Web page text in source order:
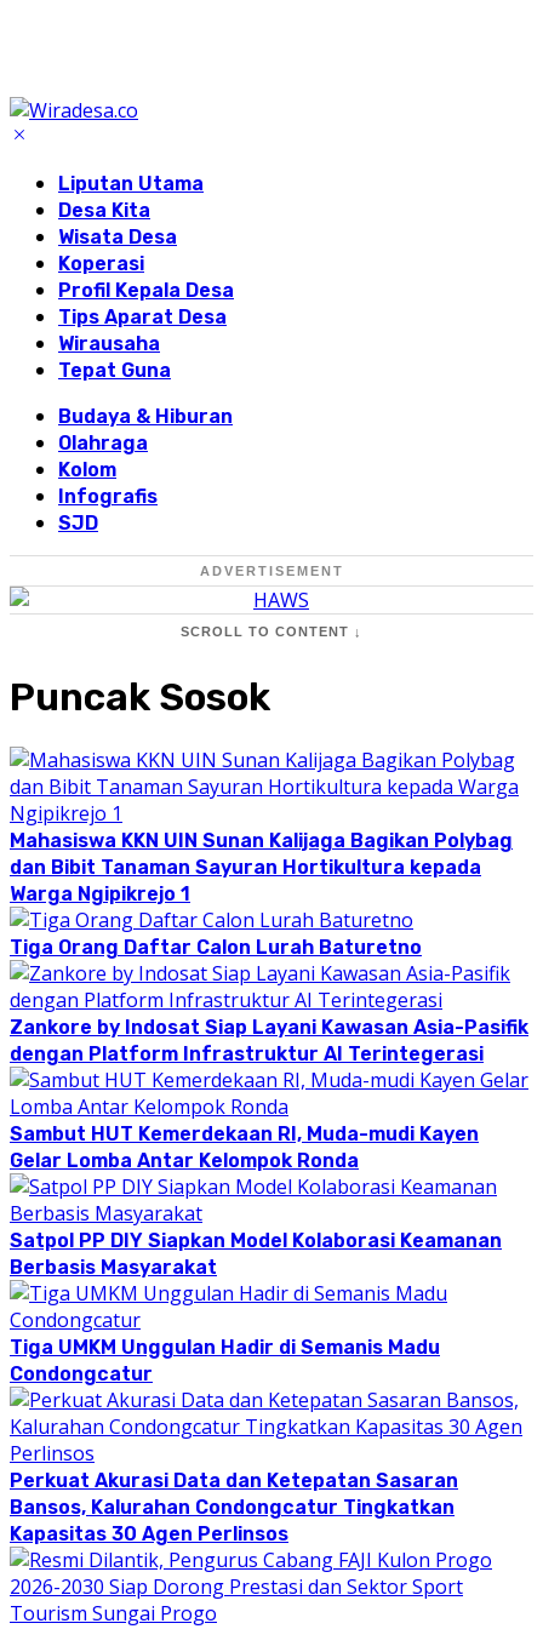
Liputan Utama
Desa Kita
Wisata Desa
Koperasi
Profil Kepala Desa
Tips Aparat Desa
Wirausaha
Tepat Guna
Budaya & Hiburan
Olahraga
Kolom
Infografis
SJD
ADVERTISEMENT
SCROLL TO CONTENT ↓
Puncak Sosok
Mahasiswa KKN UIN Sunan Kalijaga Bagikan Polybag
dan Bibit Tanaman Sayuran Hortikultura kepada
Warga Ngipikrejo 1
Tiga Orang Daftar Calon Lurah Baturetno
Zankore by Indosat Siap Layani Kawasan Asia-Pasifik
dengan Platform Infrastruktur AI Terintegerasi
Sambut HUT Kemerdekaan RI, Muda-mudi Kayen
Gelar Lomba Antar Kelompok Ronda
Satpol PP DIY Siapkan Model Kolaborasi Keamanan
Berbasis Masyarakat
Tiga UMKM Unggulan Hadir di Semanis Madu
Condongcatur
Perkuat Akurasi Data dan Ketepatan Sasaran
Bansos, Kalurahan Condongcatur Tingkatkan
Kapasitas 30 Agen Perlinsos